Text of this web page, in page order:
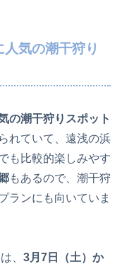
気の潮干狩り
の潮干狩りスポット
れていて、遠浅の浜
も比較的楽しみやす
もあるので、潮干狩
ランにも向いていま
、 3月7日（土）か